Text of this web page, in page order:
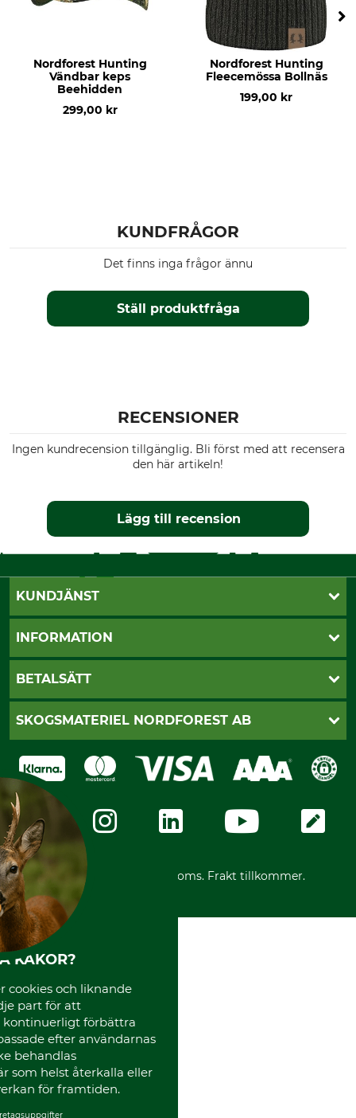
Nordforest Hunting
Vändbar keps
Beehidden
299,00 kr
Nordforest Hunting
Fleecemössa Bollnäs
199,00 kr
KUNDFRÅGOR
Ställ produktfråga
Det finns inga frågor ännu
RECENSIONER
Ingen kundrecension tillgänglig. Bli först med att recensera
den här artikeln!
Lägg till recension
KUNDJÄNST
Öppettider
Vanliga frågor
INFORMATION
Butik Vansbro
Dataskydd
Integritetspolicy
Ångerrätt
Ångerrätt för din beställning
Reklamationer
Frakter
BETALSÄTT
Klarna
Swish
SKOGSMATERIEL NORDFOREST AB
Om oss
GRUBE-Gruppen
Företagsuppgifter
Karriär
Vår personal
Varumärken
Mässor
Instagram TOS
Media
Code of Conduct
*Alla priser inklusive moms. Frakt tillkommer.
KAKOR?
cookies och liknande
part för att
kontinuerligt förbättra
efter användarnas
behandlas
som helst återkalla eller
för framtiden.